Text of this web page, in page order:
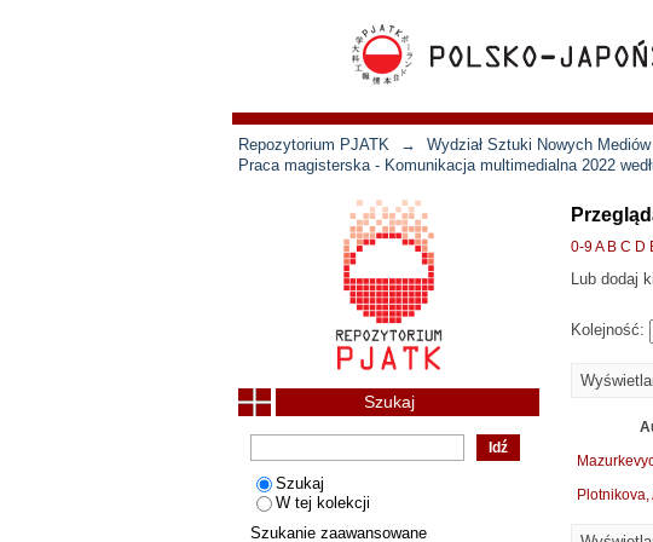
Repozytorium PJATK → Wydział Sztuki Nowych
Praca magisterska - Komunikacja multimedialna 2022
0-9A B C D
Lub dodaj
Kolejność:
Szukaj
Szukaj
W tej kolekcji
Szukanie zaawansowane